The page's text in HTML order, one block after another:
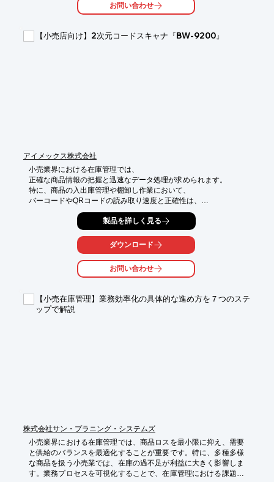
*   商品の補充指示を自動化
お問い合わせ
【小売店向け】2次元コードスキャナ『BW-9200』
アイメックス株式会社
小売業界における在庫管理では、
正確な商品情報の把握と迅速なデータ処理が求められます。
特に、商品の入出庫管理や棚卸し作業において、
バーコードやQRコードの読み取り速度と正確性は、
業務効率を大きく左右します。
誤った読み取りや遅延は、在庫差異の発生や
顧客満足度の低下につながる可能性があります。
2次元コードスキャナ『BW-9200』は、
高速スキャンと高い読み取り性能により、
在庫管理業務を効率化し、正確なデータ管理を実現します。
・商品の入出庫管理
・棚卸し作業
・商品情報の照会
製品を詳しく見る
ダウンロード
お問い合わせ
【小売在庫管理】業務効率化の具体的な進め方を７つのステ
ップで解説
株式会社サン・プラニング・システムズ
小売業界における在庫管理では、商品ロスを最小限に抑え、需要
と供給のバランスを最適化することが重要です。特に、多種多様
な商品を扱う小売業では、在庫の過不足が利益に大きく影響しま
す。業務プロセスを可視化することで、在庫管理における課題を